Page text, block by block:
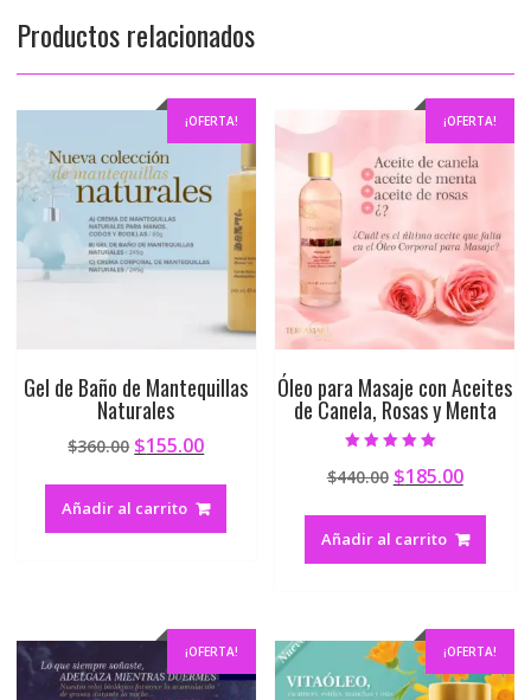
Productos relacionados
¡OFERTA!
Gel de Baño de Mantequillas
Naturales
$360.00 $155.00
Añadir al carrito
¡OFERTA!
Óleo para Masaje con Aceites
de Canela, Rosas y Menta
5.00
de 5
$440.00 $185.00
Añadir al carrito
¡OFERTA! ¡OFERTA!